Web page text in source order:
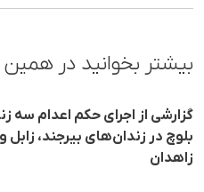
بیشتر بخوانید در همین
گزارشی از اجرای حکم اعدام سه
بلوچ در زندان‌های بیرجند، زابل و
زاهدان